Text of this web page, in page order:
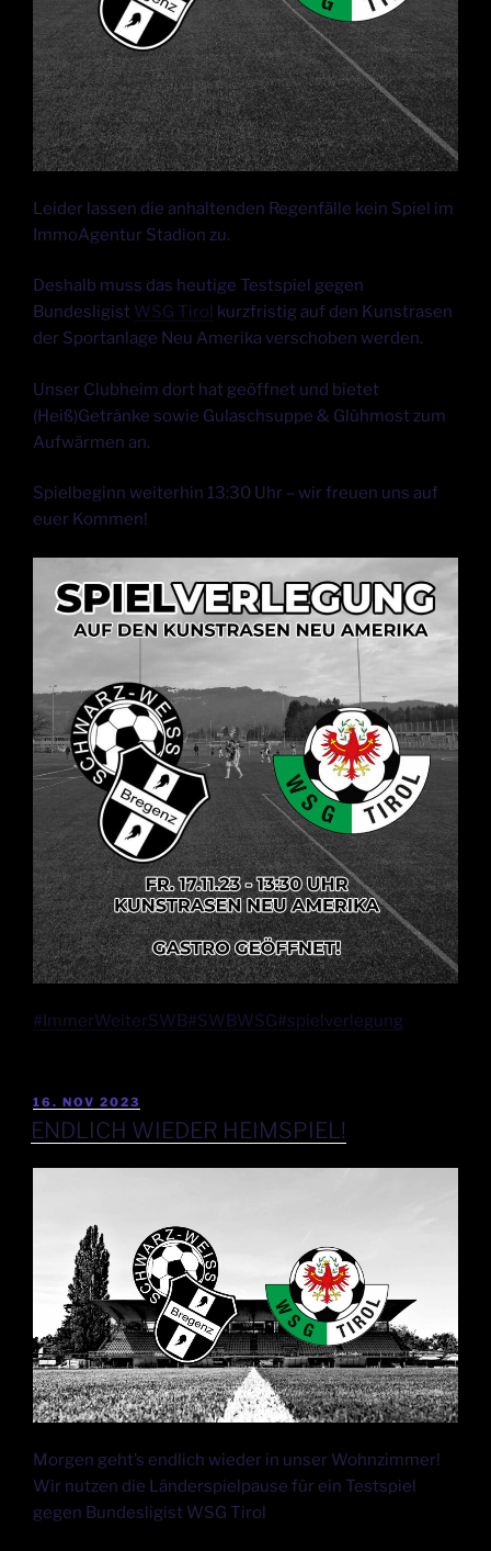
Leider lassen die anhaltenden Regenfälle kein Spiel im
ImmoAgentur Stadion zu.
Deshalb muss das heutige Testspiel gegen
Bundesligist WSG Tirol kurzfristig auf den Kunstrasen
der Sportanlage Neu Amerika verschoben werden.
Unser Clubheim dort hat geöffnet und bietet
(Heiß)Getränke sowie Gulaschsuppe & Glühmost zum
Aufwärmen an.
Spielbeginn weiterhin 13:30 Uhr – wir freuen uns auf
euer Kommen!
#ImmerWeiterSWB#SWBWSG#spielverlegung
16. NOV 2023
ENDLICH WIEDER HEIMSPIEL!
Morgen geht’s endlich wieder in unser Wohnzimmer!
Wir nutzen die Länderspielpause für ein Testspiel
gegen Bundesligist WSG Tirol